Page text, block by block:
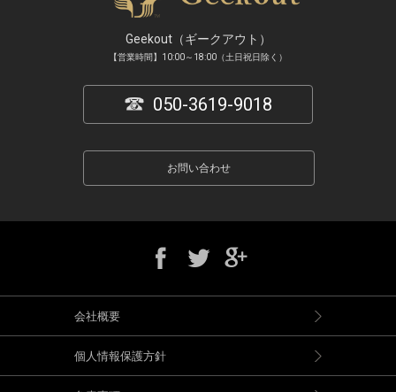
Geekout（ギークアウト）
【営業時間】10:00～18:00（土日祝日除く）
050-3619-9018
お問い合わせ
会社概要
個人情報保護方針